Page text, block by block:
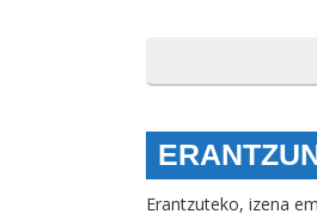
Erantzuteko, izena